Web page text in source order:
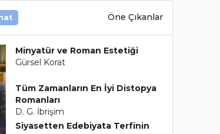
Öne Çıkanlar
Minyatür ve Roman Estetiği
Gürsel Korat
Tüm Zamanların En İyi Distopya
Romanları
D. G. İbrişim
Siyasetten Edebiyata Terfinin